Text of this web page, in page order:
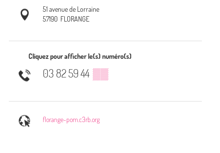
51 avenue de Lorraine
57190 FLORANGE
Cliquez pour afficher le(s) numéro(s)
03 82 59 44 ▒▒
florange-pom.c3rb.org